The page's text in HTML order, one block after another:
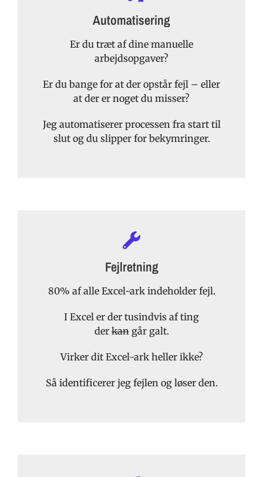
Automatisering
Er du træt af dine manuelle
arbejdsopgaver?
Er du bange for at der opstår fejl – eller
at der er noget du misser?
Jeg automatiserer processen fra start til
slut og du slipper for bekymringer.
Fejlretning
80% af alle Excel-ark indeholder fejl.
I Excel er der tusindvis af ting
derkangår galt.
Virker dit Excel-ark heller ikke?
Så identificerer jeg fejlen og løser den.